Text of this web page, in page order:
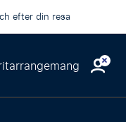
efter din resa